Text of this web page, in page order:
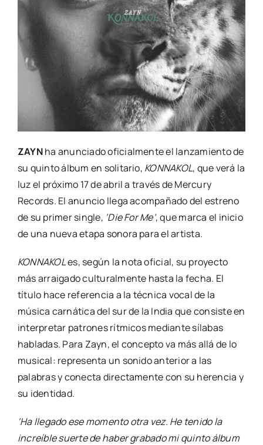
ZAYNha anunciado oficialmente el lanzamiento de
su quinto álbum en solitario, KONNAKOL, que verá la
luz el próximo 17 de abril a través de Mercury
Records. El anuncio llega acompañado del estreno
de su primer single, ‘Die For Me’, que marca el inicio
de una nueva etapa sonora para el artista.
KONNAKOLes, según la nota oficial, su proyecto
más arraigado culturalmente hasta la fecha. El
título hace referencia a la técnica vocal de la
música carnática del sur de la India que consiste en
interpretar patrones rítmicos mediante sílabas
habladas. Para Zayn, el concepto va más allá de lo
musical: representa un sonido anterior a las
palabras y conecta directamente con su herencia y
su identidad.
‘Ha llegado ese momento otra vez. He tenido la
increíble suerte de haber grabado mi quinto álbum